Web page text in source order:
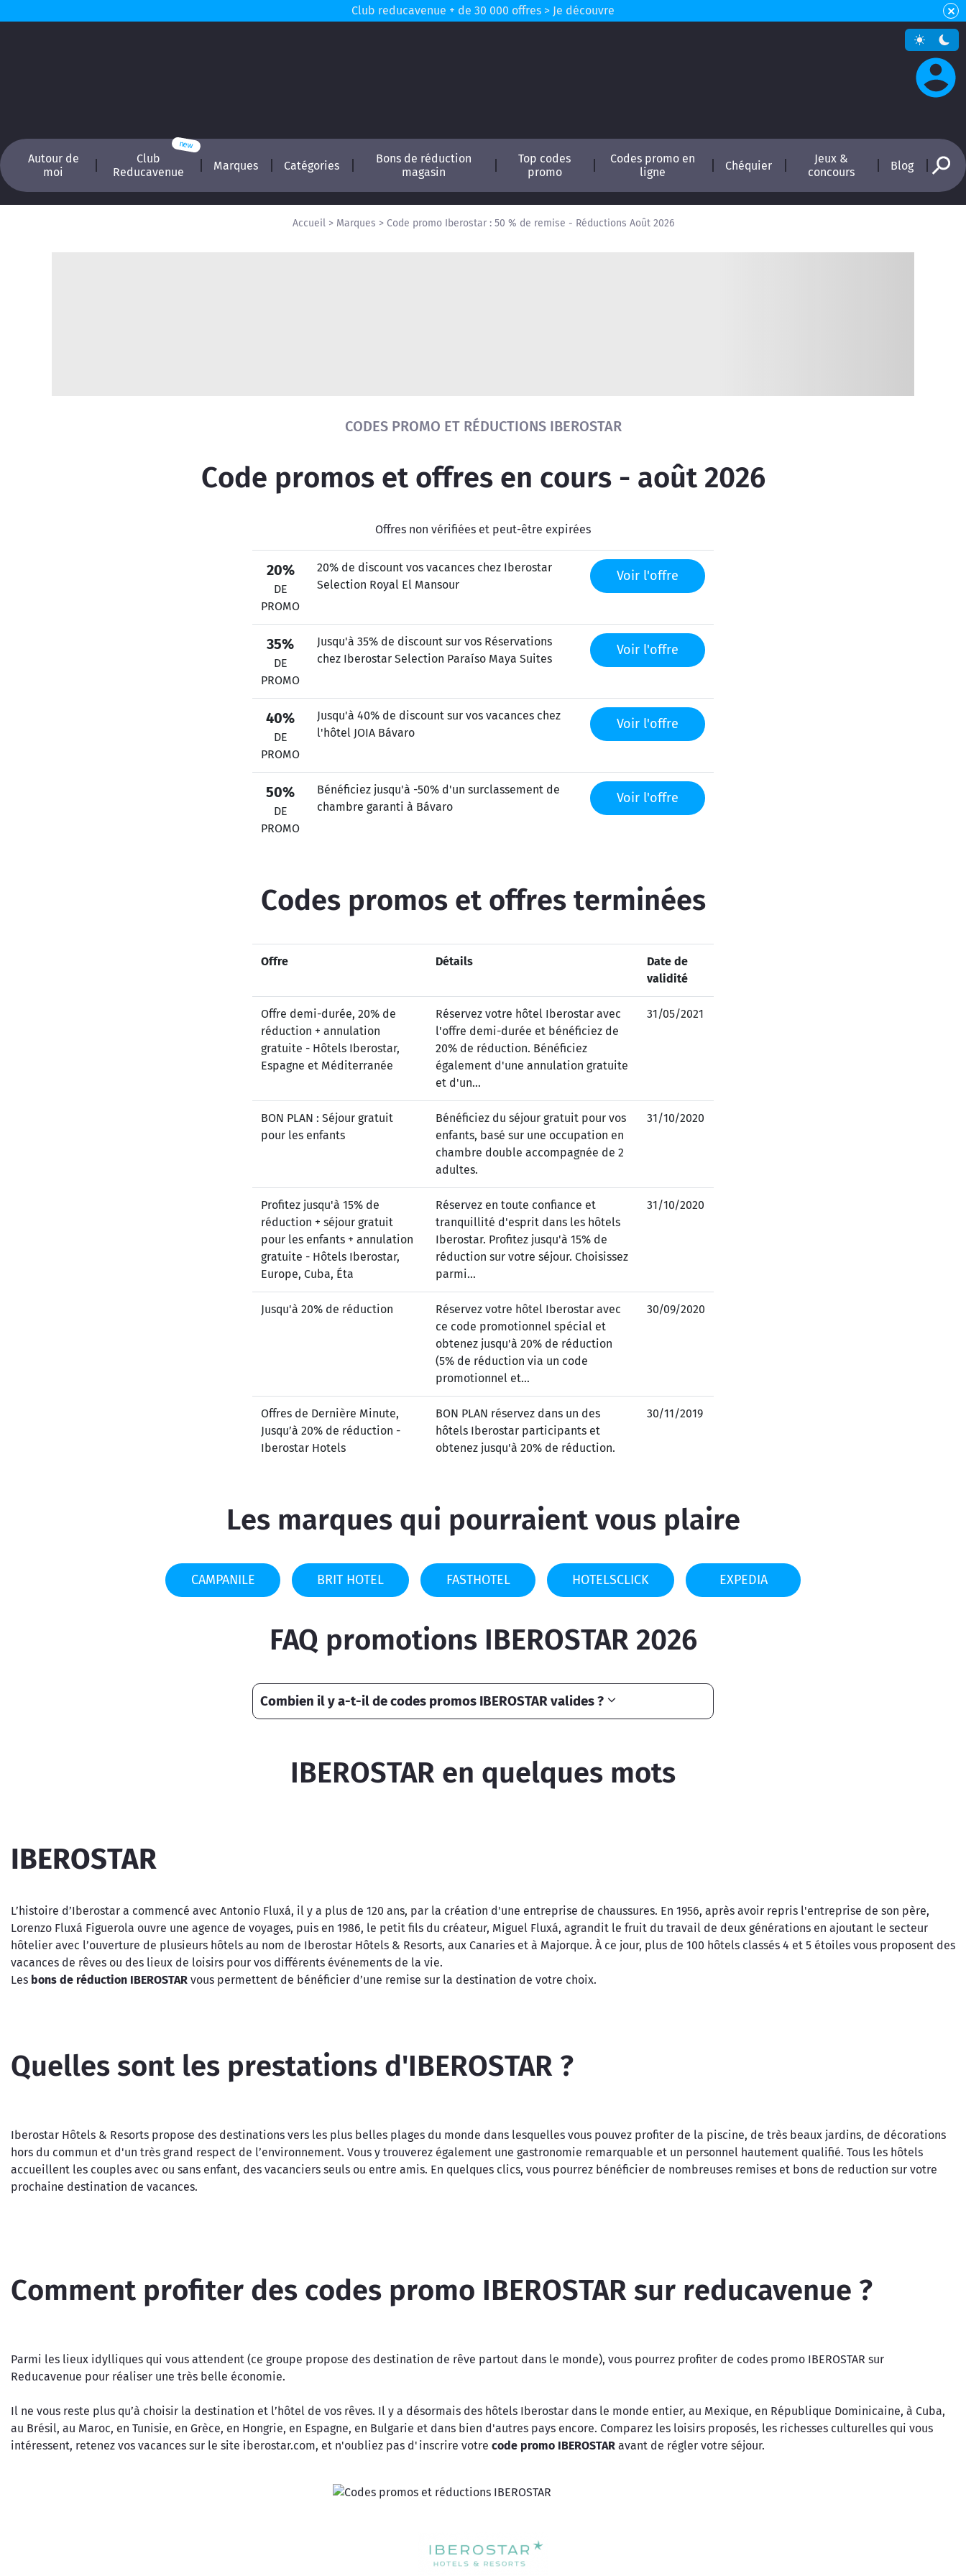
Club reducavenue + de 30 000 offres > Je découvre
Autour de
moi
Club
Reducavenue
Marques Catégories
Bons de réduction
magasin
Top codes
promo
Codes promo en
ligne
Chéquier
Jeux &
concours
Blog
Réinitialiser la recherche
Accueil> Marques > Code promo Iberostar : 50 % de remise - Réductions Août 2026
CODES PROMO ET RÉDUCTIONS IBEROSTAR
Code promos et offres en cours - août 2026
Offres non vérifiées et peut-être expirées
20%
DE
PROMO
20% de discount vos vacances chez Iberostar
Selection Royal El Mansour
Voir l'offre
35%
DE
PROMO
Jusqu'à 35% de discount sur vos Réservations
chez Iberostar Selection Paraíso Maya Suites
Voir l'offre
40%
DE
PROMO
Jusqu'à 40% de discount sur vos vacances chez
l'hôtel JOIA Bávaro
Voir l'offre
50%
DE
PROMO
Bénéficiez jusqu'à -50% d'un surclassement de
chambre garanti à Bávaro
Voir l'offre
Codes promos et offres terminées
Offre Détails
Date de
validité
Offre demi-durée, 20% de
réduction + annulation
gratuite - Hôtels Iberostar,
Espagne et Méditerranée
Réservez votre hôtel Iberostar avec
l'offre demi-durée et bénéficiez de
20% de réduction. Bénéficiez
également d'une annulation gratuite
et d'un...
31/05/2021
BON PLAN : Séjour gratuit
pour les enfants
Bénéficiez du séjour gratuit pour vos
enfants, basé sur une occupation en
chambre double accompagnée de 2
adultes.
31/10/2020
Profitez jusqu'à 15% de
réduction + séjour gratuit
pour les enfants + annulation
gratuite - Hôtels Iberostar,
Europe, Cuba, Éta
Réservez en toute confiance et
tranquillité d'esprit dans les hôtels
Iberostar. Profitez jusqu'à 15% de
réduction sur votre séjour. Choisissez
parmi...
31/10/2020
Jusqu'à 20% de réduction
Réservez votre hôtel Iberostar avec
ce code promotionnel spécial et
obtenez jusqu'à 20% de réduction
(5% de réduction via un code
promotionnel et...
30/09/2020
Offres de Dernière Minute,
Jusqu’à 20% de réduction -
Iberostar Hotels
BON PLAN réservez dans un des
hôtels Iberostar participants et
obtenez jusqu'à 20% de réduction.
30/11/2019
Les marques qui pourraient vous plaire
CAMPANILE BRIT HOTEL FASTHOTEL HOTELSCLICK EXPEDIA
FAQ promotions IBEROSTAR 2026
Combien il y a-t-il de codes promos IBEROSTAR valides ?
IBEROSTAR en quelques mots
IBEROSTAR
L’histoire d’Iberostar a commencé avec Antonio Fluxá, il y a plus de 120 ans, par la création d'une entreprise de chaussures. En 1956, après avoir repris l'entreprise de son père,
Lorenzo Fluxá Figuerola ouvre une agence de voyages, puis en 1986, le petit fils du créateur, Miguel Fluxá, agrandit le fruit du travail de deux générations en ajoutant le secteur
hôtelier avec l’ouverture de plusieurs hôtels au nom de Iberostar Hôtels & Resorts, aux Canaries et à Majorque. À ce jour, plus de 100 hôtels classés 4 et 5 étoiles vous proposent des
vacances de rêves ou des lieux de loisirs pour vos différents événements de la vie.
Les bons de réduction IBEROSTAR vous permettent de bénéficier d’une remise sur la destination de votre choix.
Quelles sont les prestations d'IBEROSTAR ?
Iberostar Hôtels & Resorts propose des destinations vers les plus belles plages du monde dans lesquelles vous pouvez profiter de la piscine, de très beaux jardins, de décorations
hors du commun et d'un très grand respect de l’environnement. Vous y trouverez également une gastronomie remarquable et un personnel hautement qualifié. Tous les hôtels
accueillent les couples avec ou sans enfant, des vacanciers seuls ou entre amis. En quelques clics, vous pourrez bénéficier de nombreuses remises et bons de reduction sur votre
prochaine destination de vacances.
Comment profiter des codes promo IBEROSTAR sur reducavenue ?
Parmi les lieux idylliques qui vous attendent (ce groupe propose des destination de rêve partout dans le monde), vous pourrez profiter de codes promo IBEROSTAR sur
Reducavenue pour réaliser une très belle économie.
Il ne vous reste plus qu’à choisir la destination et l’hôtel de vos rêves. Il y a désormais des hôtels Iberostar dans le monde entier, au Mexique, en République Dominicaine, à Cuba,
au Brésil, au Maroc, en Tunisie, en Grèce, en Hongrie, en Espagne, en Bulgarie et dans bien d'autres pays encore. Comparez les loisirs proposés, les richesses culturelles qui vous
intéressent, retenez vos vacances sur le site iberostar.com, et n'oubliez pas d'inscrire votre code promo IBEROSTAR avant de régler votre séjour.